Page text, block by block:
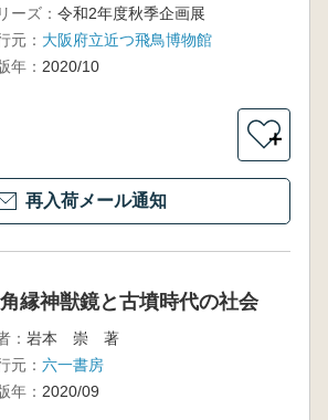
ーズ： 令和2年度秋季企画展
元： 大阪府立近つ飛鳥博物館
年： 2020/10
＋
再入荷メール通知
縁神獣鏡と古墳時代の社会
： 岩本 崇 著
元： 六一書房
年： 2020/09